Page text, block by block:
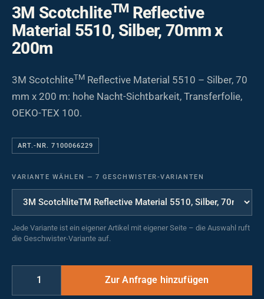
3M ScotchliteTMReflective
Material 5510, Silber, 70mm x
200m
3M ScotchliteTM Reflective Material 5510 – Silber, 70
mm x 200 m: hohe Nacht-Sichtbarkeit, Transferfolie,
OEKO-TEX 100.
ART.-NR. 7100066229
VARIANTE WÄHLEN — 7 GESCHWISTER-VARIANTEN
Jede Variante ist ein eigener Artikel mit eigener Seite – die Auswahl ruft
die Geschwister-Variante auf.